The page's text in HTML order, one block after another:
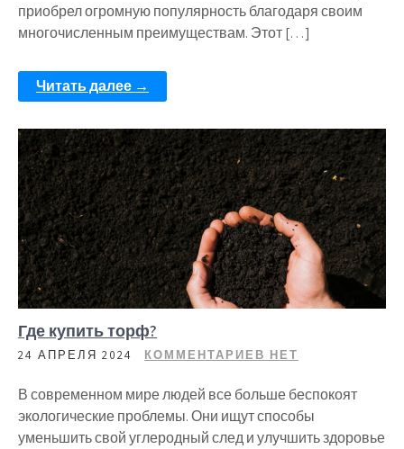
приобрел огромную популярность благодаря своим
многочисленным преимуществам. Этот […]
Читать далее →
Где купить торф?
24 АПРЕЛЯ 2024 КОММЕНТАРИЕВ НЕТ
В современном мире людей все больше беспокоят
экологические проблемы. Они ищут способы
уменьшить свой углеродный след и улучшить здоровье